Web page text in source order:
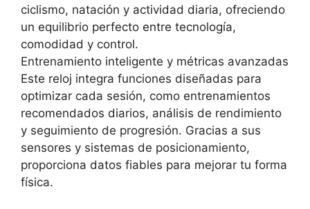
ciclismo, natación y actividad diaria, ofreciendo
un equilibrio perfecto entre tecnología,
comodidad y control.
Entrenamiento inteligente y métricas avanzadas
Este reloj integra funciones diseñadas para
optimizar cada sesión, como entrenamientos
recomendados diarios, análisis de rendimiento
y seguimiento de progresión. Gracias a sus
sensores y sistemas de posicionamiento,
proporciona datos fiables para mejorar tu forma
física.